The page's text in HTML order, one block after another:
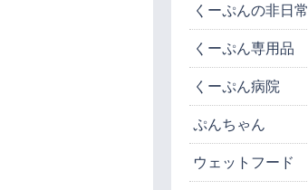
くーぷんの非日常
くーぷん専用品
くーぷん病院
ぷんちゃん
ウェットフード